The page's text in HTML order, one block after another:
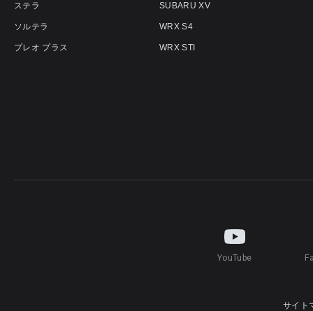
ステラ
ソルテラ
プレオ プラス
SUBARU XV
WRX S4
WRX STI
YouTube
サイト